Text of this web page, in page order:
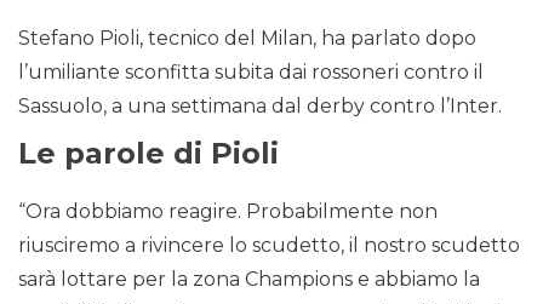
Stefano Pioli, tecnico del Milan, ha parlato dopo
l’umiliante sconfitta subita dai rossoneri contro il
Sassuolo, a una settimana dal derby contro l’Inter.
Le parole di Pioli
“Ora dobbiamo reagire. Probabilmente non
riusciremo a rivincere lo scudetto, il nostro scudetto
sarà lottare per la zona Champions e abbiamo la